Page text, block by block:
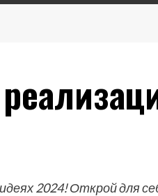
2024! Открой для